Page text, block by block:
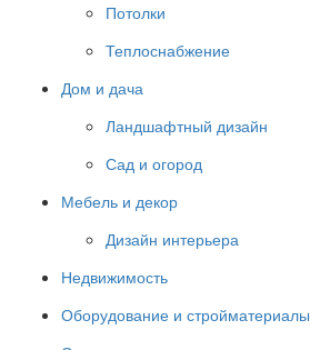
Потолки
Теплоснабжение
Дом и дача
Ландшафтный дизайн
Сад и огород
Мебель и декор
Дизайн интерьера
Недвижимость
Оборудование и стройматериалы